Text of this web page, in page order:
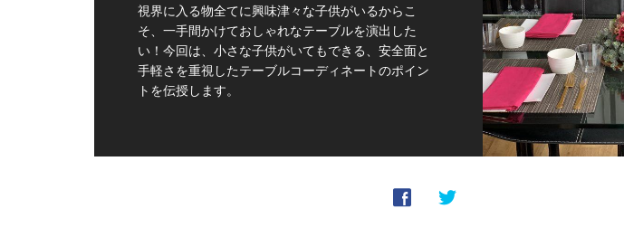
視界に入る物全てに興味津々な子供がいるからこ
そ、一手間かけておしゃれなテーブルを演出した
い！今回は、小さな子供がいてもできる、安全面と
手軽さを重視したテーブルコーディネートのポイン
トを伝授します。